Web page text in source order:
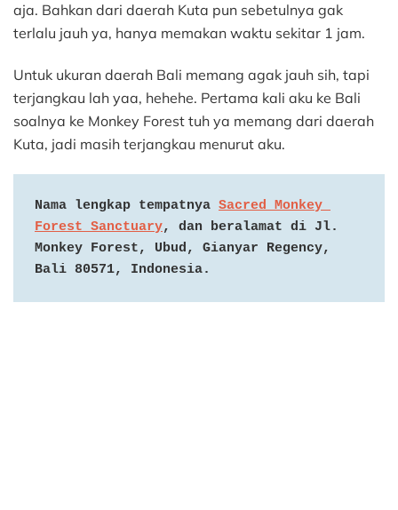
aja. Bahkan dari daerah Kuta pun sebetulnya gak
terlalu jauh ya, hanya memakan waktu sekitar 1 jam.
Untuk ukuran daerah Bali memang agak jauh sih, tapi
terjangkau lah yaa, hehehe. Pertama kali aku ke Bali
soalnya ke Monkey Forest tuh ya memang dari daerah
Kuta, jadi masih terjangkau menurut aku.
Nama lengkap tempatnya Sacred Monkey
Forest Sanctuary, dan beralamat di Jl.
Monkey Forest, Ubud, Gianyar Regency,
Bali 80571, Indonesia.